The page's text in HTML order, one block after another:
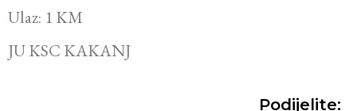
Ulaz: 1 KM
JU KSC KAKANJ
Podijelite: